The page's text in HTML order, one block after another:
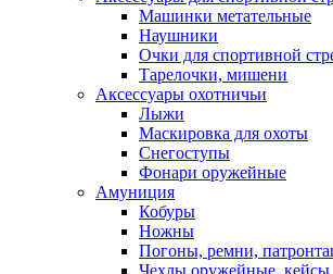
Машинки метательные
Наушники
Очки для спортивной
Тарелочки, мишени
Аксессуары охотничьи
Лыжи
Маскировка для охоты
Снегоступы
Фонари оружейные
Амуниция
Кобуры
Ножны
Погоны, ремни,
Чехлы оружейные, кейсы